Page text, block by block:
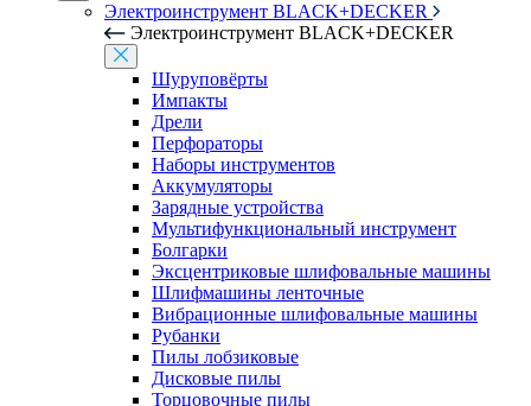
Электроинструмент BLACK+DECKER
Электроинструмент BLACK+DECKER
Шуруповёрты
Импакты
Дрели
Перфораторы
Наборы инструментов
Аккумуляторы
Зарядные устройства
Мультифункциональный инструмент
Болгарки
Эксцентриковые шлифовальные машины
Шлифмашины ленточные
Вибрационные шлифовальные машины
Рубанки
Пилы лобзиковые
Дисковые пилы
Торцовочные пилы